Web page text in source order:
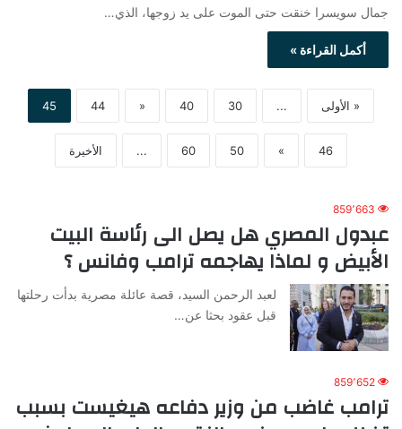
جمال سويسرا خنقت حتى الموت على يد زوجها، الذي…
أكمل القراءة »
« الأولى ...
30
40
«
44
45
46
»
50
60
... الأخيرة
859٬663
عبدول المصري هل يصل الى رئاسة البيت
الأبيض و لماذا يهاجمه ترامب وفانس ؟
لعبد الرحمن السيد، قصة عائلة مصرية بدأت رحلتها
قبل عقود بحثا عن…
859٬652
ترامب غاضب من وزير دفاعه هيغيست بسبب